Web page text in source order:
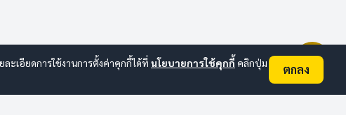
เอียดการใช้งานการตั้งค่าคุกกี้ได้ที่ นโยบายการใช้คุกกี้ คลิกปุ่ม
ตกลง